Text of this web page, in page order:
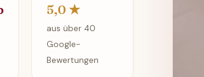
5,0 ★
aus über 40
Google-
Bewertungen